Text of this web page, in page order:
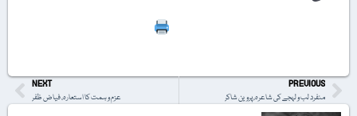
PREVIOUS
منفرد لب و لہجے کی شاعرہ، پروین شاکر
NEXT
عزم و ہمت کا استعارہ، فیاض ظفر